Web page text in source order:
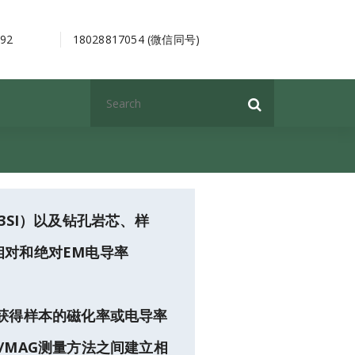
18028817054 (微信同号)
for:
）以及钻孔岩芯、样
和绝对EM电导率
得样本的磁化率或电导率
测量方法之间建立相